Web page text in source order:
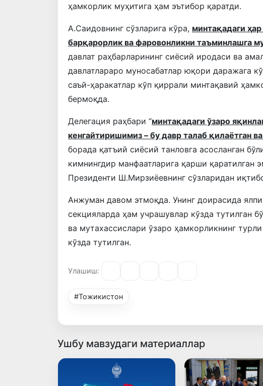
ҳамкорлик муҳитига ҳам эътибор қаратди.
A.Саидовнинг сўзларига кўра, минтақадаги
барқарорлик ва фаровонликни таъминлашга
давлат раҳбарларининг сиёсий иродаси ва
давлатлараро муносабатлар юқори даражага
саъй-ҳаракатлар кўп қиррали минтақавий
бермоқда.
Делегация раҳбари “минтақадаги ўзаро
кенгайтиришимиз – бу давр талаб қилаётган
борада қатъий сиёсий танловга асосланган
кимнингдир манфаатларига қарши қаратилган
Президенти Ш.Мирзиёевнинг сўзларидан
Анжуман давом этмоқда. Унинг доирасида
секцияларда ҳам учрашувлар кўзда тутилган
ва мутахассислари ўзаро ҳамкорликнинг
кўзда тутилган.
Улашиш:
#Тожикистон
Ушбу мавзудаги материаллар